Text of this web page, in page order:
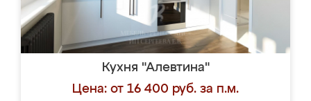
Кухня "Алевтина"
Цена: от 16 400 руб. за п.м.